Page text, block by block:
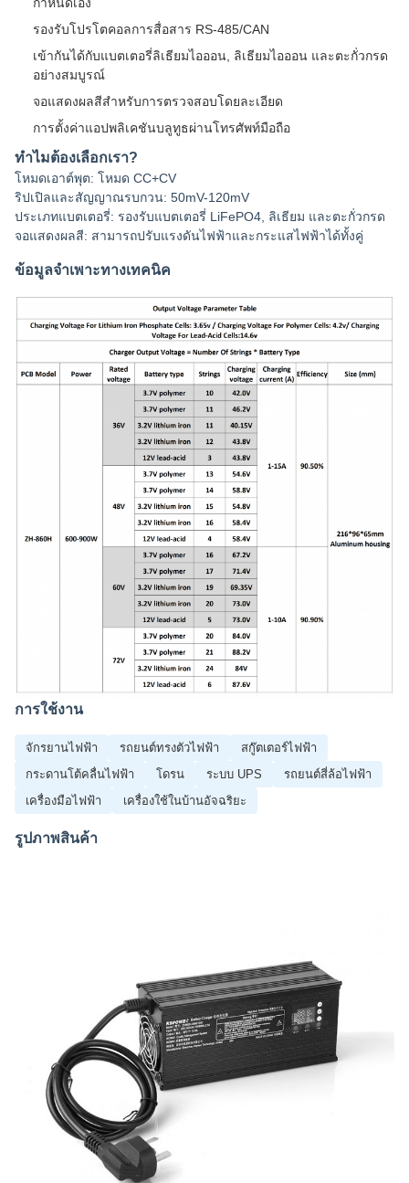
รองรับโปรโตคอลการสื่อสาร RS-485/CAN
เข้ากันได้กับแบตเตอรี่ลิเธียมไอออน, ลิเธียมไอออน และตะกั่วกรด
อย่างสมบูรณ์
จอแสดงผลสีสำหรับการตรวจสอบโดยละเอียด
การตั้งค่าแอปพลิเคชันบลูทูธผ่านโทรศัพท์มือถือ
ทำไมต้องเลือกเรา?
โหมดเอาต์พุต: โหมด CC+CV
ริปเปิลและสัญญาณรบกวน: 50mV-120mV
ประเภทแบตเตอรี่: รองรับแบตเตอรี่ LiFePO4, ลิเธียม และตะกั่วกรด
จอแสดงผลสี: สามารถปรับแรงดันไฟฟ้าและกระแสไฟฟ้าได้ทั้งคู่
ข้อมูลจำเพาะทางเทคนิค
การใช้งาน
จักรยานไฟฟ้า รถยนต์ทรงตัวไฟฟ้า
สกู๊ตเตอร์ไฟฟ้า
กระดานโต้คลื่นไฟฟ้า
โดรน ระบบ UPS
รถยนต์สี่ล้อไฟฟ้า
เครื่องมือไฟฟ้า
เครื่องใช้ในบ้านอัจฉริยะ
รูปภาพสินค้า